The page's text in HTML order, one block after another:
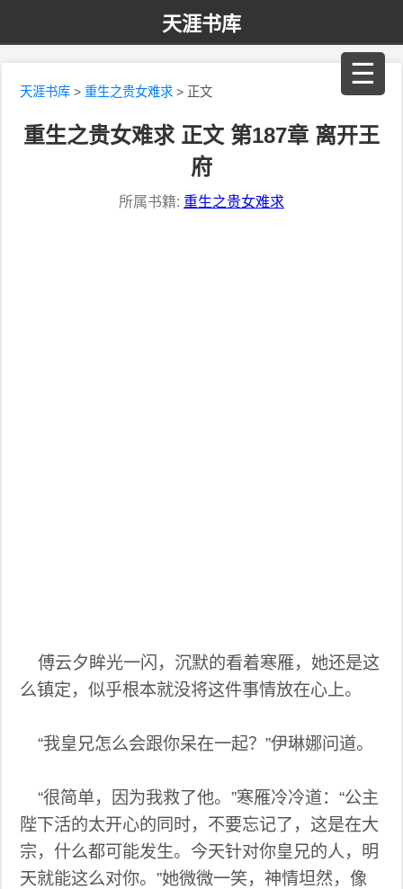
天涯书库
☰
天涯书库 >重生之贵女难求 > 正文
重生之贵女难求 正文 第187章 离开王
府
所属书籍: 重生之贵女难求
傅云夕眸光一闪，沉默的看着寒雁，她还是这
么镇定，似乎根本就没将这件事情放在心上。
“我皇兄怎么会跟你呆在一起？”伊琳娜问道。
“很简单，因为我救了他。”寒雁冷冷道：“公主
陛下活的太开心的同时，不要忘记了，这是在大
宗，什么都可能发生。今天针对你皇兄的人，明
天就能这么对你。”她微微一笑，神情坦然，像